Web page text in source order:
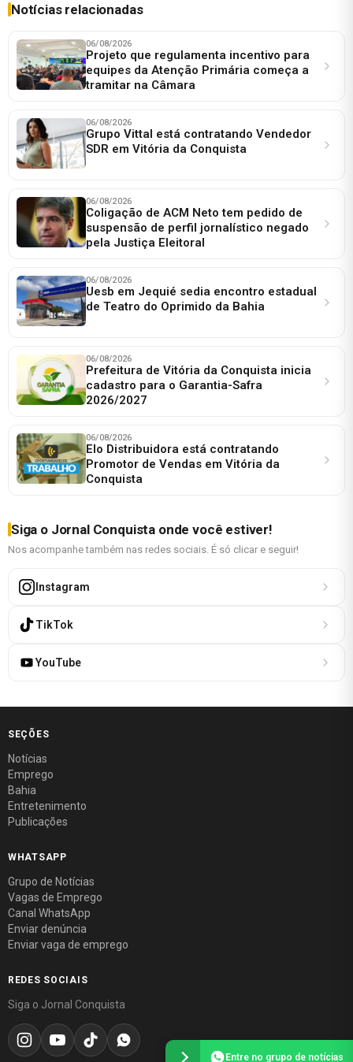
Notícias relacionadas
06/08/2026
Projeto que regulamenta incentivo para
equipes da Atenção Primária começa a
tramitar na Câmara
06/08/2026
Grupo Vittal está contratando Vendedor
SDR em Vitória da Conquista
06/08/2026
Coligação de ACM Neto tem pedido de
suspensão de perfil jornalístico negado
pela Justiça Eleitoral
06/08/2026
Uesb em Jequié sedia encontro estadual
de Teatro do Oprimido da Bahia
06/08/2026
Prefeitura de Vitória da Conquista inicia
cadastro para o Garantia-Safra
2026/2027
06/08/2026
Elo Distribuidora está contratando
Promotor de Vendas em Vitória da
Conquista
Siga o Jornal Conquista onde você estiver!
Nos acompanhe também nas redes sociais. É só clicar e seguir!
Instagram
TikTok
YouTube
SEÇÕES
Notícias
Emprego
Bahia
Entretenimento
Publicações
WHATSAPP
Grupo de Notícias
Vagas de Emprego
Canal WhatsApp
Enviar denúncia
Enviar vaga de emprego
REDES SOCIAIS
Siga o Jornal Conquista
Entre no grupo de notícias